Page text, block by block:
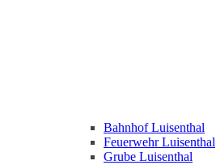
Bahnhof Luisenthal
Feuerwehr Luisenthal
Grube Luisenthal